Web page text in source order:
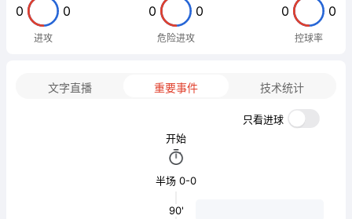
0 0
进攻
0 0
危险进攻
0 0
控球率
文字直播 重要事件 技术统计
只看进球
开始
半场 0-0
90'